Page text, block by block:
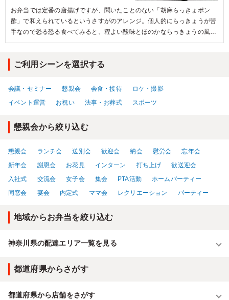
お弁当では定番の唐揚げですが、聞いたことのない「胡麻らっきょポン
酢」で和えられているというさすがのアレンジ。個人的にらっきょうが苦
手なので恐る恐る食べてみると、程よい酸味とほのかならっきょうの風
味。胡麻やネギも香り良く、唐揚げ自体とのバランスも良く美味。らっき
おかき揚げは初めての食感、これまた初めての杏トマトもフルーツのよう
じ、美味しく楽しく笑顔になれるお弁当でした！
ご利用シーンを選択する
会議・セミナー 懇親会 会食・接待
ロケ・撮影
イベント運営
お祝い 法事・お葬式 スポーツ
懇親会から絞り込む
懇親会 ランチ会 送別会 歓迎会 納会 慰労会
忘年会
新年会
謝恩会 お花見 インターン 打ち上げ
歓送迎会
入社式
交流会 女子会 集会 PTA活動
ホームパーティー
同窓会
宴会 内定式 ママ会 レクリエーション パーティー
地域からお弁当を絞り込む
神奈川県の配達エリア一覧を見る
都道府県からさがす
都道府県から店舗をさがす